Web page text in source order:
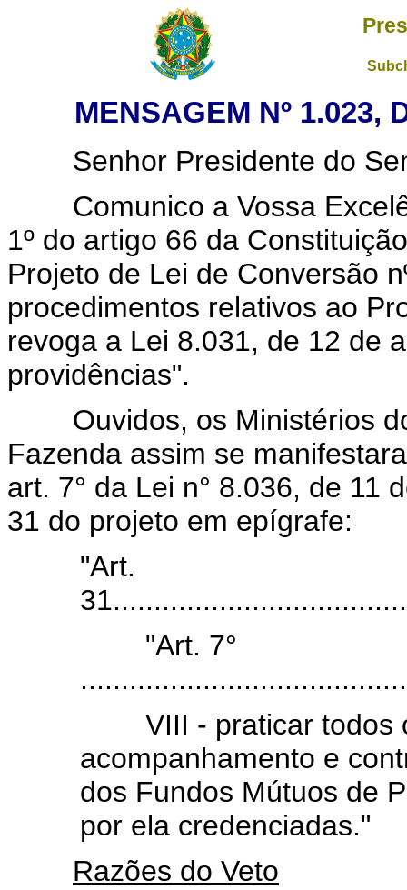
MENSAGEM Nº 1.023,
Senhor Presidente do
Comunico a Vossa
1º do artigo 66 da
Projeto de Lei de Conversão
procedimentos relativos ao
revoga a Lei 8.031, de 12 de
providências".
Ouvidos, os Ministérios do
Fazenda assim se
art. 7° da Lei n° 8.036, de 11
31 do projeto em epígrafe:
"Art.
"Art. 7°
VIII - praticar todos
acompanhamento e
dos Fundos Mútuos de
por ela credenciadas."
Razões do Veto